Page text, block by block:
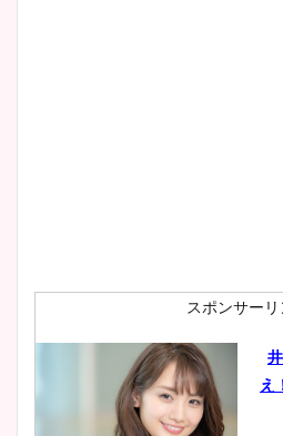
鈴
スポンサーリ
え